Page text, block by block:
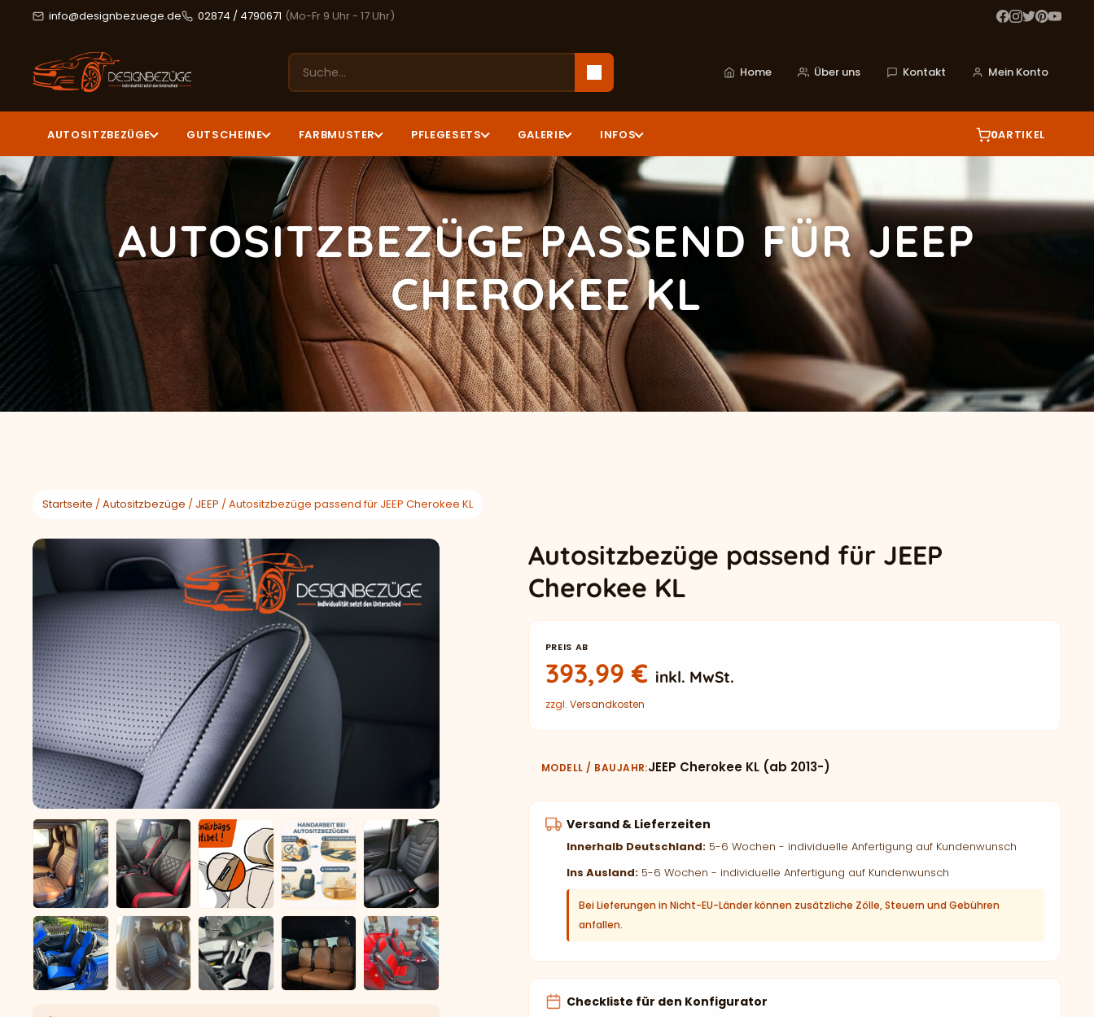
info@designbezuege.de 02874 / 4790671 (Mo-Fr 9 Uhr - 17 Uhr)
Home Über uns Kontakt Mein Konto
AUTOSITZBEZÜGE GUTSCHEINE FARBMUSTER PFLEGESETS GALERIE INFOS 0ARTIKEL
AUTOSITZBEZÜGE PASSEND FÜR JEEP
CHEROKEE KL
Startseite /Autositzbezüge / JEEP / Autositzbezüge passend für JEEP Cherokee KL
Autositzbezüge passend für JEEP
Cherokee KL
PREIS AB
393,99€ inkl. MwSt.
zzgl. Versandkosten
MODELL / BAUJAHR JEEP Cherokee KL (ab 2013-)
Versand & Lieferzeiten
Innerhalb Deutschland:5-6 Wochen - individuelle Anfertigung auf Kundenwunsch
Ins Ausland:5-6 Wochen - individuelle Anfertigung auf Kundenwunsch
Bei Lieferungen in Nicht-EU-Länder können zusätzliche Zölle, Steuern und Gebühren
anfallen.
Checkliste für den Konfigurator